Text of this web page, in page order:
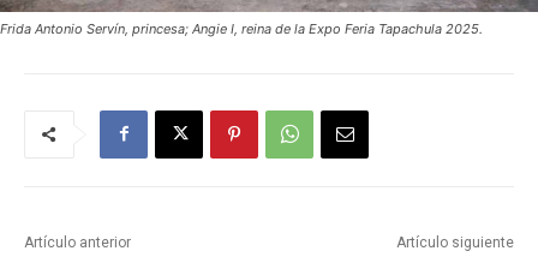
Frida Antonio Servín, princesa; Angie I, reina de la Expo Feria Tapachula 2025.
Artículo anterior Artículo siguiente